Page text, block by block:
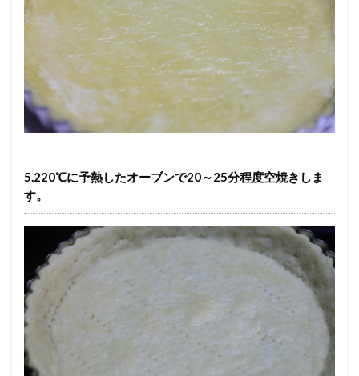
5.220℃に予熱したオーブンで20～25分程度空焼きしま
す。